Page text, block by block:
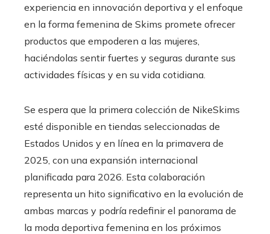
experiencia en innovación deportiva y el enfoque
en la forma femenina de Skims promete ofrecer
productos que empoderen a las mujeres,
haciéndolas sentir fuertes y seguras durante sus
actividades físicas y en su vida cotidiana.
Se espera que la primera colección de NikeSkims
esté disponible en tiendas seleccionadas de
Estados Unidos y en línea en la primavera de
2025, con una expansión internacional
planificada para 2026. Esta colaboración
representa un hito significativo en la evolución de
ambas marcas y podría redefinir el panorama de
la moda deportiva femenina en los próximos